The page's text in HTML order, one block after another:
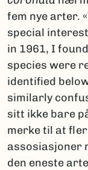
fem nye arter.
special
in 1961, I
species were
identified
similarly
sitt ikke bare
merke til at
assosiasjoner
den eneste